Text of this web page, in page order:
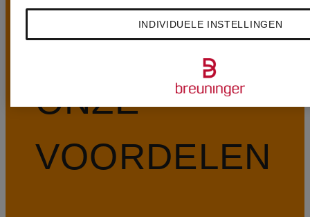
ONZE
VOORDELEN
INDIVIDUELE INSTELLINGEN